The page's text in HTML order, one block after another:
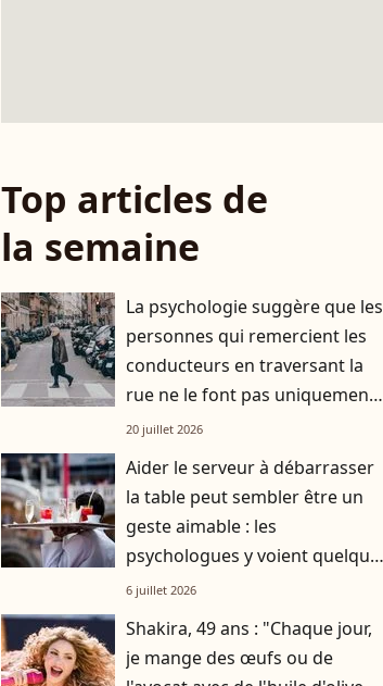
Top articles de
la semaine
La psychologie suggère que les
personnes qui remercient les
conducteurs en traversant la
rue ne le font pas uniquement
par gratitude
20 juillet 2026
Aider le serveur à débarrasser
la table peut sembler être un
geste aimable : les
psychologues y voient quelque
chose de bien plus profond.
6 juillet 2026
Shakira, 49 ans : "Chaque jour,
je mange des œufs ou de